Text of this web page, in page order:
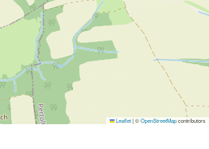
Leaflet|©OpenStreetMapcontributors